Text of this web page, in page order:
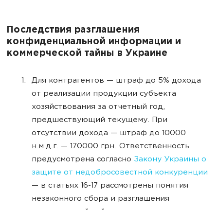
Последствия разглашения
конфиденциальной информации и
коммерческой тайны в Украине
Для контрагентов — штраф до 5% дохода
от реализации продукции субъекта
хозяйствования за отчетный год,
предшествующий текущему. При
отсутствии дохода — штраф до 10000
н.м.д.г. — 170000 грн. Ответственность
предусмотрена согласно Закону Украины о
защите от недобросовестной конкуренции
— в статьях 16-17 рассмотрены понятия
незаконного сбора и разглашения